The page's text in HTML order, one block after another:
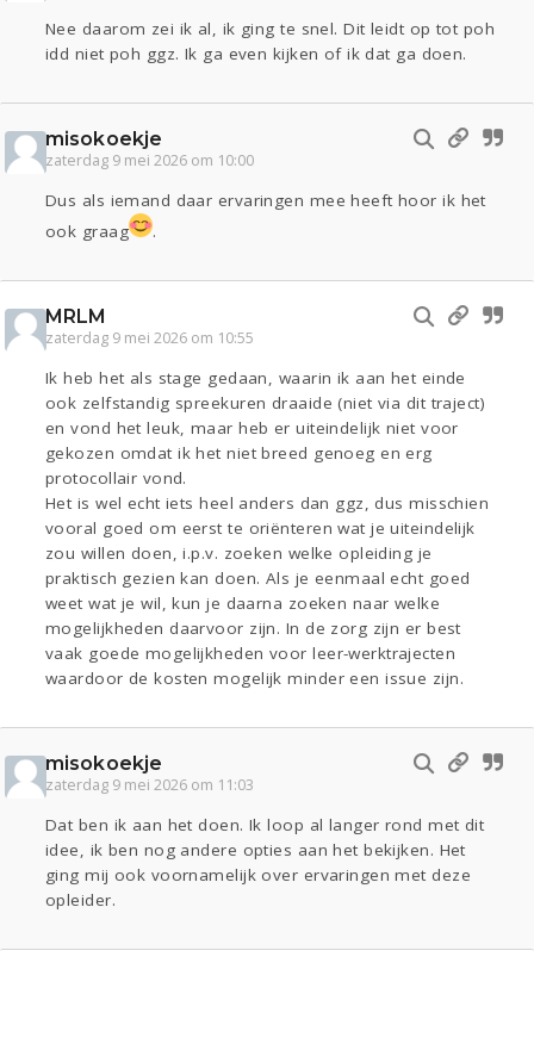
Nee daarom zei ik al, ik ging te snel. Dit leidt op tot poh
idd niet poh ggz. Ik ga even kijken of ik dat ga doen.
misokoekje
zaterdag 9 mei 2026 om 10:00
Dus als iemand daar ervaringen mee heeft hoor ik het
ook graag
.
MRLM
zaterdag 9 mei 2026 om 10:55
Ik heb het als stage gedaan, waarin ik aan het einde
ook zelfstandig spreekuren draaide (niet via dit traject)
en vond het leuk, maar heb er uiteindelijk niet voor
gekozen omdat ik het niet breed genoeg en erg
protocollair vond.
Het is wel echt iets heel anders dan ggz, dus misschien
vooral goed om eerst te oriënteren wat je uiteindelijk
zou willen doen, i.p.v. zoeken welke opleiding je
praktisch gezien kan doen. Als je eenmaal echt goed
weet wat je wil, kun je daarna zoeken naar welke
mogelijkheden daarvoor zijn. In de zorg zijn er best
vaak goede mogelijkheden voor leer-werktrajecten
waardoor de kosten mogelijk minder een issue zijn.
misokoekje
zaterdag 9 mei 2026 om 11:03
Dat ben ik aan het doen. Ik loop al langer rond met dit
idee, ik ben nog andere opties aan het bekijken. Het
ging mij ook voornamelijk over ervaringen met deze
opleider.